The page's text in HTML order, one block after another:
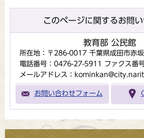
このページに関するお問
教育部 公民館
所在地：〒286-0017 千葉県成田市赤
電話番号：0476-27-5911
ファクス番
メールアドレス：
お問い合わせフォーム